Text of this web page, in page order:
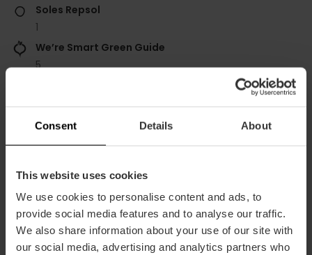
Consent Details About
This website uses cookies
We use cookies to personalise content and ads, to
provide social media features and to analyse our traffic.
We also share information about your use of our site with
our social media, advertising and analytics partners who
Soles Repsol
1
We’re Smart Green Guide
5
Informazioni pratiche
Orario
Informazioni sugli orari: Mercoledì e giovedì alle
13:30, venerdì e sabato alle 13:30 e alle 20:30.